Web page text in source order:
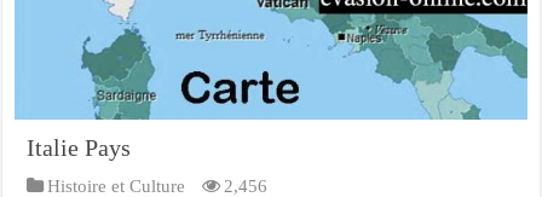
Italie Pays
Histoire et Culture 2,456